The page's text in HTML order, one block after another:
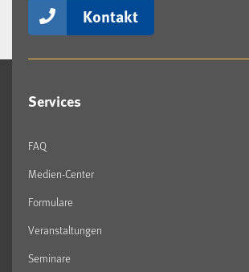
Kontakt
Services
FAQ
Medien-Center
Formulare
Veranstaltungen
Seminare